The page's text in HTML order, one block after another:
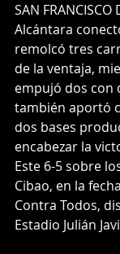
SAN FRANCISCO
Alcántara
remolcó tres
de la ventaja,
empujó dos con
también aportó
dos bases
encabezar la
Este 6-5 sobre
Cibao, en la
Contra Todos,
Estadio Julián